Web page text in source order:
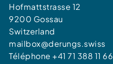
Hofmattstrasse 12
9200 Gossau
Switzerland
mailbox@derungs.swiss
Téléphone +41 71 388 11 66